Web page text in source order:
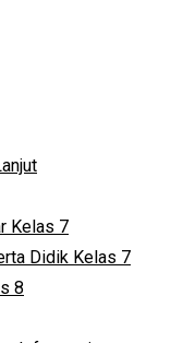
Kelas 7
Didik Kelas 7
8